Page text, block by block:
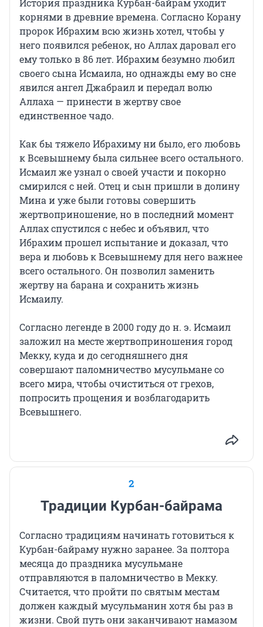
История праздника Курбан-байрам уходит
корнями в древние времена. Согласно Корану
пророк Ибрахим всю жизнь хотел, чтобы у
него появился ребенок, но Аллах даровал его
ему только в 86 лет. Ибрахим безумно любил
своего сына Исмаила, но однажды ему во сне
явился ангел Джабраил и передал волю
Аллаха — принести в жертву свое
единственное чадо.
Как бы тяжело Ибрахиму ни было, его любовь
к Всевышнему была сильнее всего остального.
Исмаил же узнал о своей участи и покорно
смирился с ней. Отец и сын пришли в долину
Мина и уже были готовы совершить
жертвоприношение, но в последний момент
Аллах спустился с небес и объявил, что
Ибрахим прошел испытание и доказал, что
вера и любовь к Всевышнему для него важнее
всего остального. Он позволил заменить
жертву на барана и сохранить жизнь
Исмаилу.
Согласно легенде в 2000 году до н. э. Исмаил
заложил на месте жертвоприношения город
Мекку, куда и до сегодняшнего дня
совершают паломничество мусульмане со
всего мира, чтобы очиститься от грехов,
попросить прощения и возблагодарить
Всевышнего.
2
Традиции Курбан-байрама
Согласно традициям начинать готовиться к
Курбан-байраму нужно заранее. За полтора
месяца до праздника мусульмане
отправляются в паломничество в Мекку.
Считается, что пройти по святым местам
должен каждый мусульманин хотя бы раз в
жизни. Свой путь они заканчивают намазом